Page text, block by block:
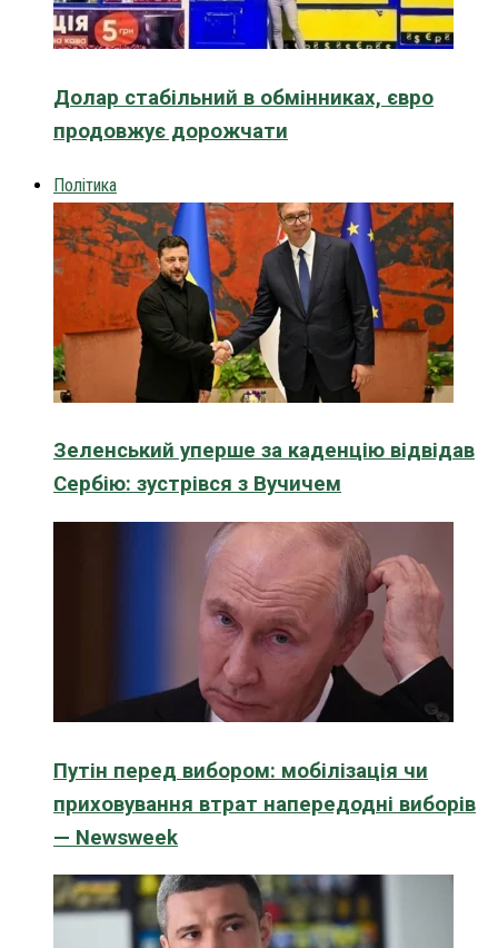
Долар стабільний в обмінниках, євро
продовжує дорожчати
Політика
Зеленський уперше за каденцію відвідав
Сербію: зустрівся з Вучичем
Путін перед вибором: мобілізація чи
приховування втрат напередодні виборів
— Newsweek